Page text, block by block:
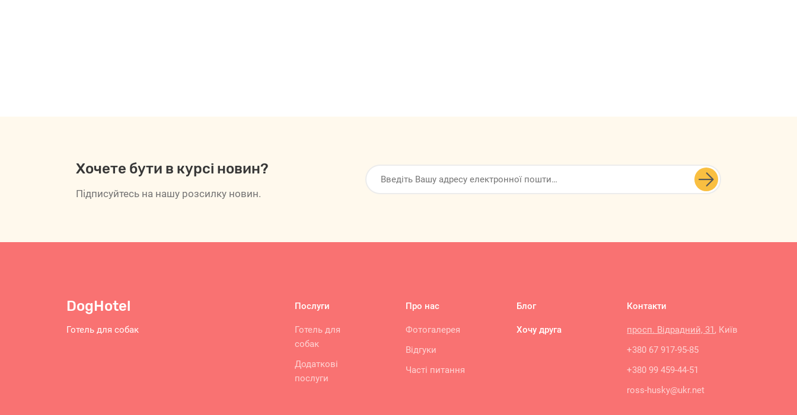
Хочете бути в курсі новин?
Підписуйтесь на нашу розсилку новин.

DogHotel
Готель для собак
Послуги
Готель для
собак
Додаткові
послуги
Про нас
Фотогалерея
Відгуки
Часті питання
Блог
Хочу друга
Контакти
просп. Відрадний, 31, Київ
+380 67 917-95-85
+380 99 459-44-51
ross-husky@ukr.net